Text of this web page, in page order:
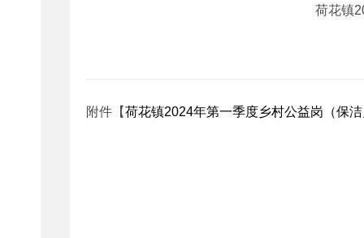
荷花镇
附件【荷花镇2024年第一季度乡村公益岗（保